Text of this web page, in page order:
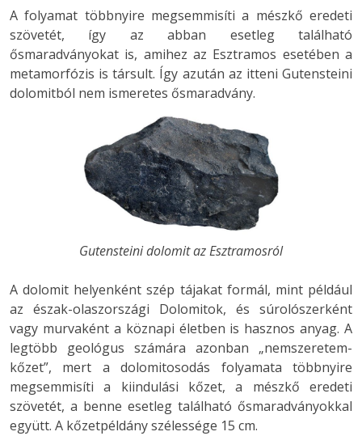
A folyamat többnyire megsemmisíti a mészkő eredeti
szövetét, így az abban esetleg található
ősmaradványokat is, amihez az Esztramos esetében a
metamorfózis is társult. Így azután az itteni Gutensteini
dolomitból nem ismeretes ősmaradvány.
Gutensteini dolomit az Esztramosról
A dolomit helyenként szép tájakat formál, mint például
az észak-olaszországi Dolomitok, és súrolószerként
vagy murvaként a köznapi életben is hasznos anyag. A
legtöbb geológus számára azonban „nemszeretem-
kőzet”, mert a dolomitosodás folyamata többnyire
megsemmisíti a kiindulási kőzet, a mészkő eredeti
szövetét, a benne esetleg található ősmaradványokkal
együtt. A kőzetpéldány szélessége 15 cm.